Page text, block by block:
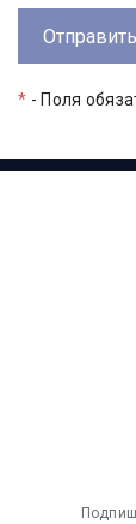
* - Поля